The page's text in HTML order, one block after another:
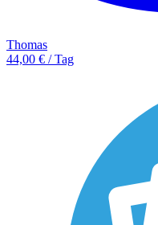
Thomas
44,00 € / Tag